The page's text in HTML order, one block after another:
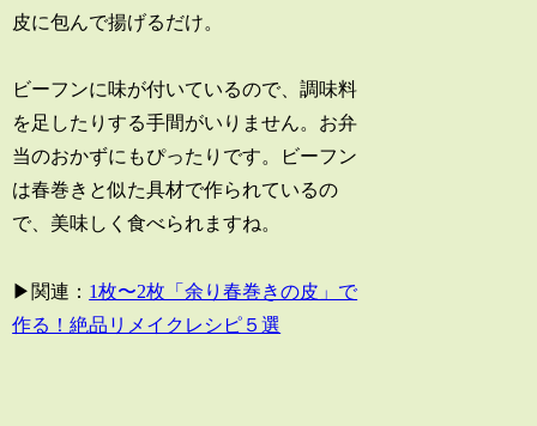
皮に包んで揚げるだけ。
ビーフンに味が付いているので、調味料
を足したりする手間がいりません。お弁
当のおかずにもぴったりです。ビーフン
は春巻きと似た具材で作られているの
で、美味しく食べられますね。
▶関連： 1枚〜2枚「余り春巻きの皮」で
作る！絶品リメイクレシピ５選